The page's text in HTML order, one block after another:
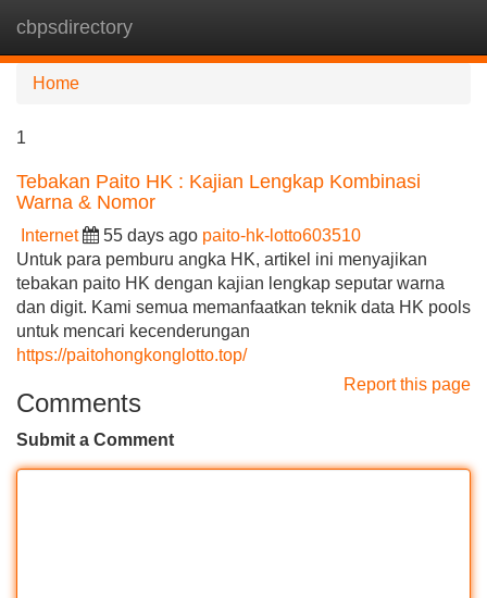
cbpsdirectory
Home
1
Tebakan Paito HK : Kajian Lengkap Kombinasi
Warna & Nomor
Internet 55 days ago paito-hk-lotto603510
Untuk para pemburu angka HK, artikel ini menyajikan
tebakan paito HK dengan kajian lengkap seputar warna
dan digit. Kami semua memanfaatkan teknik data HK pools
untuk mencari kecenderungan
https://paitohongkonglotto.top/
Report this page
Comments
Submit a Comment